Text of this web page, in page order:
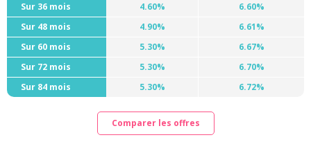
Sur 36 mois
4.60%
6.60%
Sur 48 mois
4.90%
6.61%
Sur 60 mois
5.30%
6.67%
Sur 72 mois
5.30%
6.70%
Sur 84 mois
5.30% 6.72%
Comparer les offres